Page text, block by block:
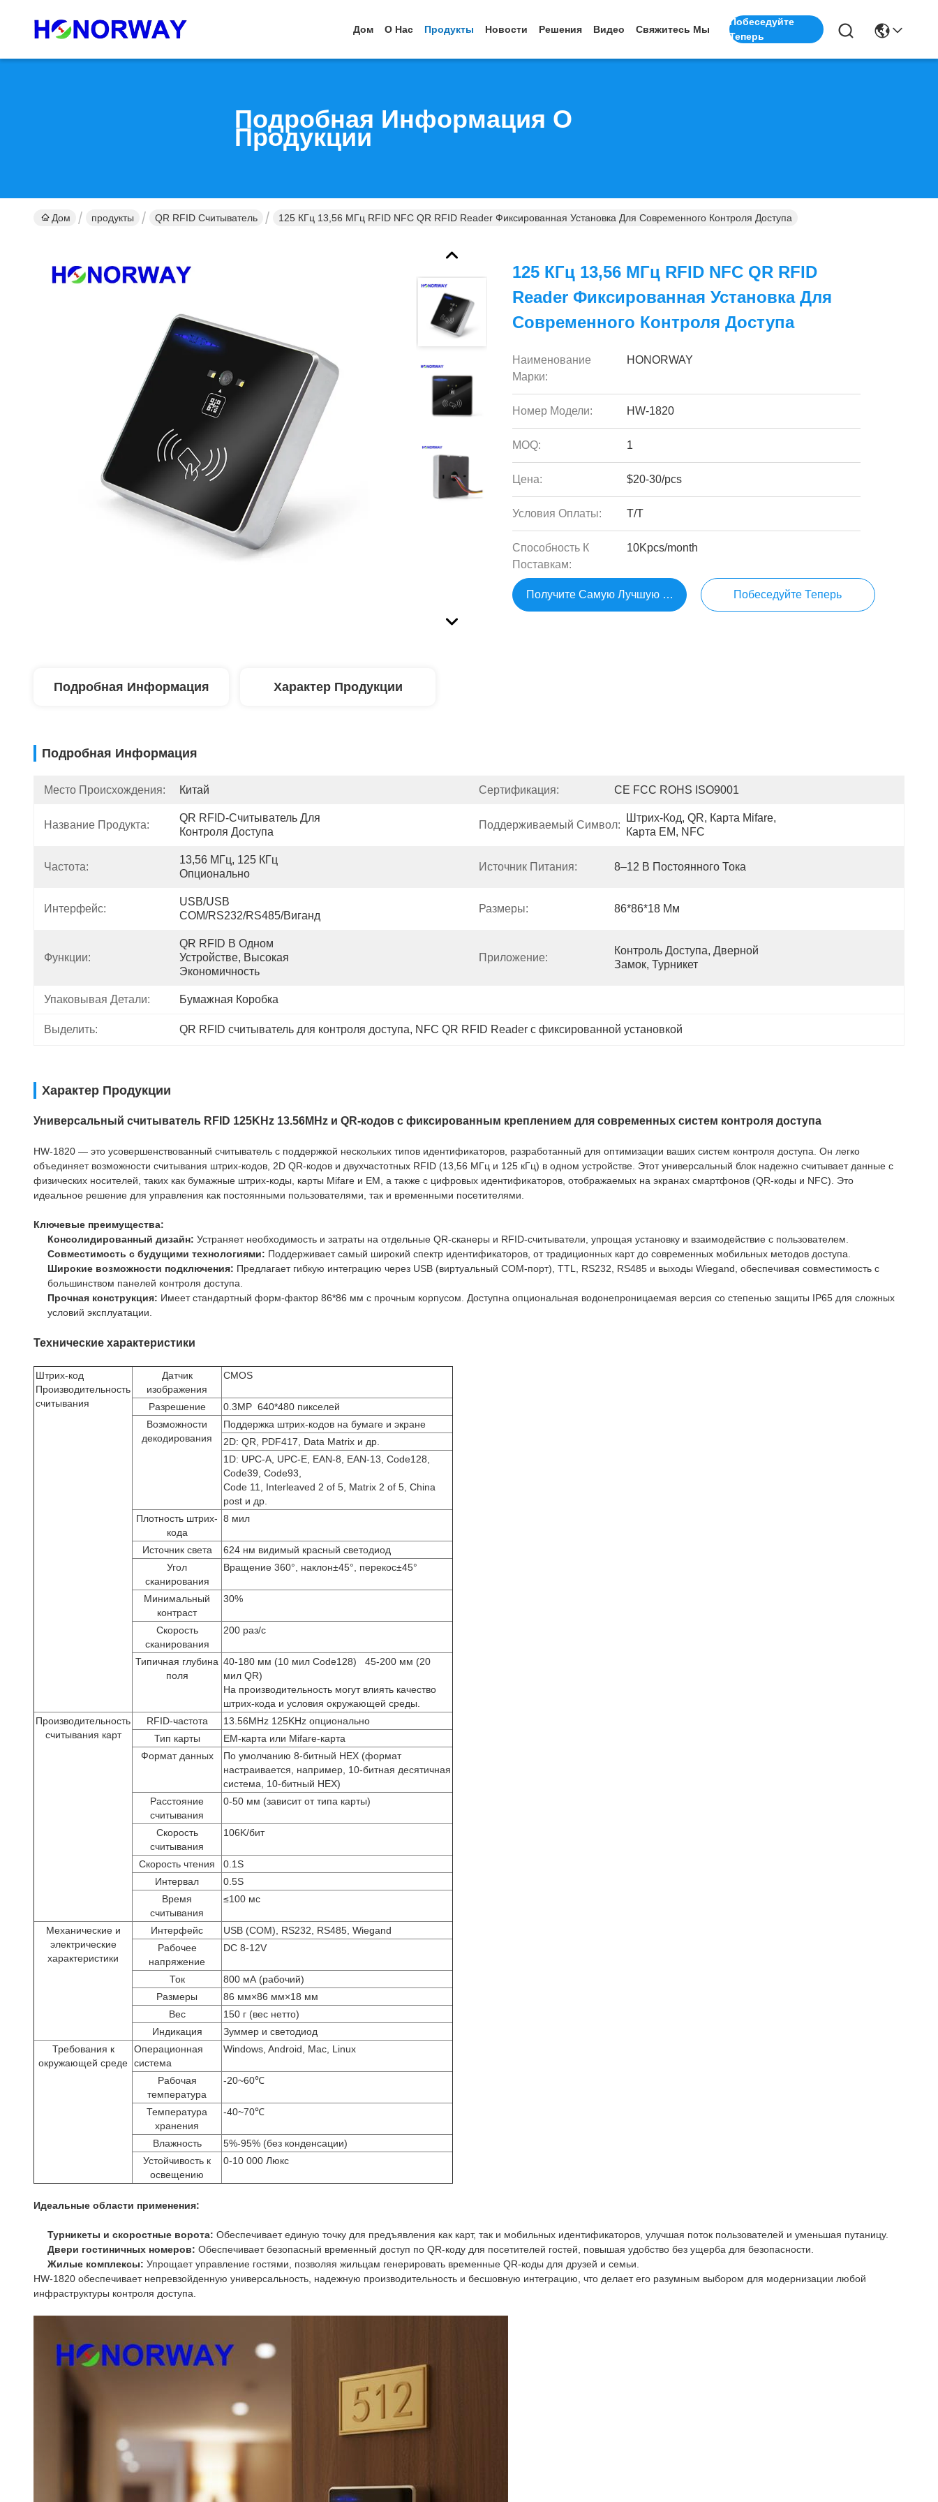
Дом О Нас Продукты Новости Решения Видео Свяжитесь Мы
Побеседуйте
Теперь
Подробная Информация О
Продукции
Дом продукты QR RFID Считыватель 125 КГц 13,56 МГц RFID NFC QR RFID Reader Фиксированная Установка Для Современного Контроля Доступа
125 КГц 13,56 МГц RFID NFC QR RFID
Reader Фиксированная Установка Для
Современного Контроля Доступа
Наименование
Марки:
HONORWAY
Номер Модели: HW-1820
MOQ: 1
Цена: $20-30/pcs
Условия Оплаты: Т/Т
Способность К
Поставкам:
10Kpcs/month
Получите Самую Лучшую Цену Побеседуйте Теперь
Подробная Информация Характер Продукции
Подробная Информация
Место Происхождения: Китай Сертификация: CE FCC ROHS ISO9001
Название Продукта:
QR RFID-Считыватель Для
Контроля Доступа
Поддерживаемый Символ:
Штрих-Код, QR, Карта Mifare,
Карта EM, NFC
Частота:
13,56 МГц, 125 КГц
Опционально
Источник Питания: 8–12 В Постоянного Тока
Интерфейс:
USB/USB
COM/RS232/RS485/Виганд
Размеры: 86*86*18 Мм
Функции:
QR RFID В Одном
Устройстве, Высокая
Экономичность
Приложение:
Контроль Доступа, Дверной
Замок, Турникет
Упаковывая Детали: Бумажная Коробка
Выделить: QR RFID считыватель для контроля доступа, NFC QR RFID Reader с фиксированной установкой
Характер Продукции
Универсальный считыватель RFID 125KHz 13.56MHz и QR-кодов с фиксированным креплением для современных систем контроля доступа
HW-1820 — это усовершенствованный считыватель с поддержкой нескольких типов идентификаторов, разработанный для оптимизации ваших систем контроля доступа. Он легко
объединяет возможности считывания штрих-кодов, 2D QR-кодов и двухчастотных RFID (13,56 МГц и 125 кГц) в одном устройстве. Этот универсальный блок надежно считывает данные с
физических носителей, таких как бумажные штрих-коды, карты Mifare и EM, а также с цифровых идентификаторов, отображаемых на экранах смартфонов (QR-коды и NFC). Это
идеальное решение для управления как постоянными пользователями, так и временными посетителями.
Ключевые преимущества:
Консолидированный дизайн: Устраняет необходимость и затраты на отдельные QR-сканеры и RFID-считыватели, упрощая установку и взаимодействие с пользователем.
Совместимость с будущими технологиями: Поддерживает самый широкий спектр идентификаторов, от традиционных карт до современных мобильных методов доступа.
Широкие возможности подключения: Предлагает гибкую интеграцию через USB (виртуальный COM-порт), TTL, RS232, RS485 и выходы Wiegand, обеспечивая совместимость с
большинством панелей контроля доступа.
Прочная конструкция: Имеет стандартный форм-фактор 86*86 мм с прочным корпусом. Доступна опциональная водонепроницаемая версия со степенью защиты IP65 для сложных
условий эксплуатации.
Технические характеристики
Штрих-код
Производительность
считывания
Датчик
изображения
CMOS
Разрешение
0.3MP 640*480 пикселей
Возможности
декодирования
Поддержка штрих-кодов на бумаге и экране
2D: QR, PDF417, Data Matrix и др.
1D: UPC-A, UPC-E, EAN-8, EAN-13, Code128,
Code39, Code93,
Code 11, Interleaved 2 of 5, Matrix 2 of 5, China
post и др.
Плотность штрих-
кода
8 мил
Источник света
624 нм видимый красный светодиод
Угол
сканирования
Вращение 360° , наклон±45° , перекос±45°
Минимальный
контраст
30%
Скорость
сканирования
200 раз/с
Типичная глубина
поля
40-180 мм (10 мил Code128) 45-200 мм (20
мил QR)
На производительность могут влиять качество
штрих-кода и условия окружающей среды.
Производительность
считывания карт
RFID-частота
13.56MHz 125KHz опционально
Тип карты
EM-карта или Mifare-карта
Формат данных
По умолчанию 8-битный HEX (формат
настраивается, например, 10-битная десятичная
система, 10-битный HEX)
Расстояние
считывания
0-50 мм (зависит от типа карты)
Скорость
считывания
106K/бит
Скорость чтения
0.1S
Интервал
0.5S
Время
считывания
≤100 мс
Механические и
электрические
характеристики
Интерфейс
USB (COM), RS232, RS485, Wiegand
Рабочее
напряжение
DC 8-12V
Ток
800 мА (рабочий)
Размеры
86 мм×86 мм×18 мм
Вес
150 г (вес нетто)
Индикация
Зуммер и светодиод
Требования к
окружающей среде
Операционная
система
Windows, Android, Mac, Linux
Рабочая
температура
-20~60℃
Температура
хранения
-40~70℃
Влажность
5%-95% (без конденсации)
Устойчивость к
освещению
0-10 000 Люкс
Идеальные области применения:
Турникеты и скоростные ворота: Обеспечивает единую точку для предъявления как карт, так и мобильных идентификаторов, улучшая поток пользователей и уменьшая путаницу.
Двери гостиничных номеров: Обеспечивает безопасный временный доступ по QR-коду для посетителей гостей, повышая удобство без ущерба для безопасности.
Жилые комплексы: Упрощает управление гостями, позволяя жильцам генерировать временные QR-коды для друзей и семьи.
HW-1820 обеспечивает непревзойденную универсальность, надежную производительность и бесшовную интеграцию, что делает его разумным выбором для модернизации любой
инфраструктуры контроля доступа.